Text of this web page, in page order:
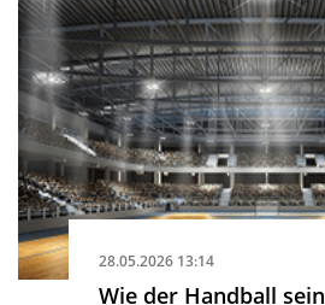
28.05.2026 13:14
Wie der Handball sein